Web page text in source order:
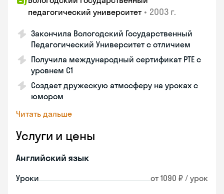
педагогический университет • 2003 г.
Закончила Вологодский Государственный
Педагогический Университет с отличием
Получила международный сертификат PTE с
уровнем C1
Создает дружескую атмосферу на уроках с
юмором
Читать дальше
Услуги и цены
Английский язык
Уроки от 1090 ₽ / урок